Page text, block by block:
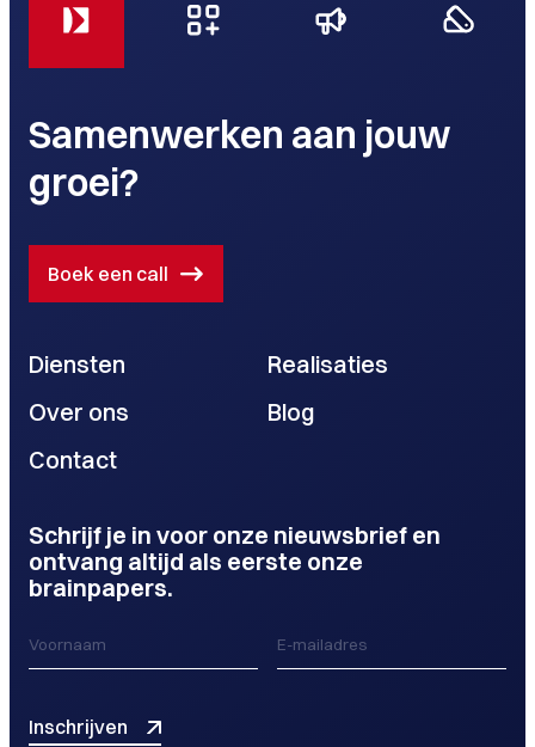
Samenwerken aan jouw
groei?
Boek een call
Diensten
Realisaties
Over ons
Blog
Contact
Schrijf je in voor onze nieuwsbrief en
ontvang altijd als eerste onze
brainpapers.
Inschrijven